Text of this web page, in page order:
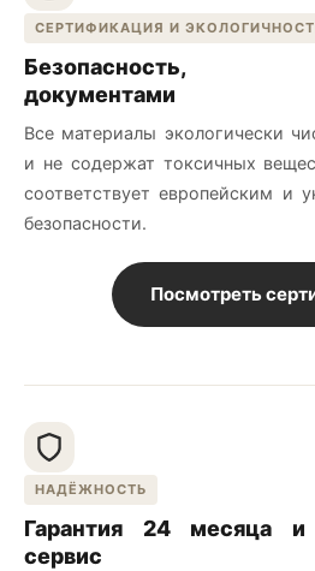
СЕРТИФИКАЦИЯ И
Безопасность,
документами
Все материалы экологически
и не содержат токсичных
соответствует европейским и
безопасности.
Посмотреть
НАДЁЖНОСТЬ
Гарантия 24 месяца и
сервис